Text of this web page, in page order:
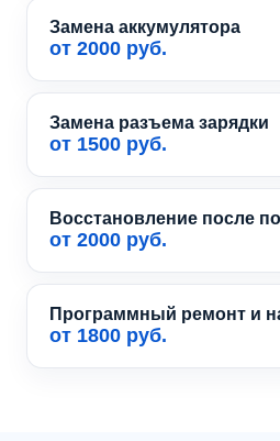
Замена аккумулятора
от 2000 руб.
Замена разъема зарядки
от 1500 руб.
Восстановление после
от 2000 руб.
Программный ремонт и
от 1800 руб.